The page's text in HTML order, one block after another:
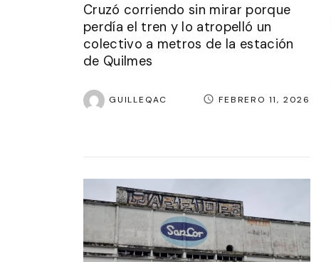
Cruzó corriendo sin mirar porque
perdía el tren y lo atropelló un
colectivo a metros de la estación
de Quilmes
GUILLEQAC FEBRERO 11, 2026